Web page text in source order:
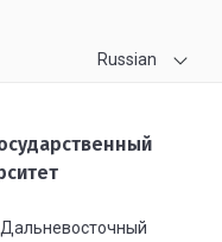
Russian